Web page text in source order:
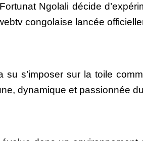
Ngolali décide
congolaise lancée
su s’imposer sur la toile
dynamique et passionnée